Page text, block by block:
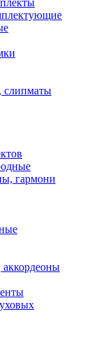
слипматы
гармони